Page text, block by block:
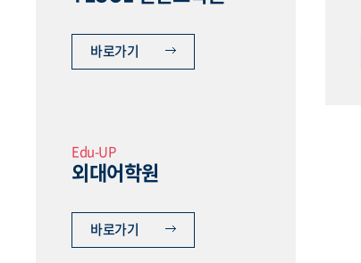
바로가기
Edu-UP
외대어학원
바로가기